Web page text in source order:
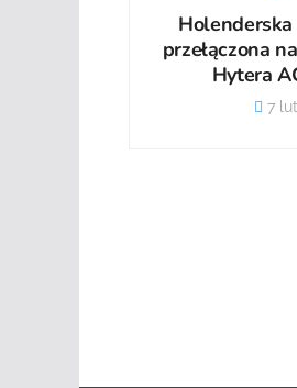
Holenderska
przełączona
Hytera
7